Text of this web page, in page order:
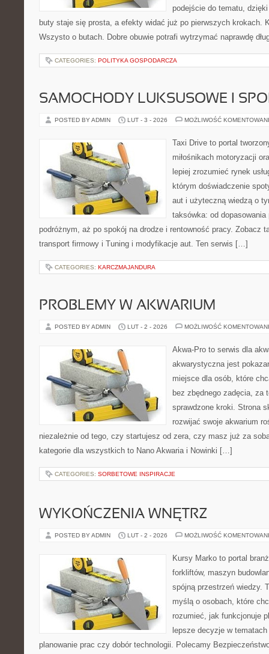
podejście do tematu,
buty staje się prosta, a efekty widać już po pierwszych krokach.
Wszysto o butach. Dobre obuwie potrafi wytrzymać naprawdę
CATEGORIES: POLITYKA GOSPODARCZA
SAMOCHODY LUKSUSOWE I
POSTED BY ADMIN LUT - 3 - 2026 MOŻLIWOŚĆ
Taxi Drive to portal
miłośnikach motoryzacji
lepiej zrozumieć rynek
którym doświadczenie
aut i użyteczną wiedzą o
taksówka: od
podróżnym, aż po spokój na drodze i rentowność pracy. Zobacz
transport firmowy i Tuning i modyfikacje aut. Ten serwis […]
CATEGORIES: KARCZMAJANDURA
PROBLEMY W AKWARIUM
POSTED BY ADMIN LUT - 2 - 2026 MOŻLIWOŚĆ
Akwa-Pro to serwis dla
akwarystyczna jest
miejsce dla osób, które
bez zbędnego zadęcia, za
sprawdzone kroki. Strona
rozwijać swoje akwarium
niezależnie od tego, czy startujesz od zera, czy masz już za
kategorie dla wszystkich to Nano Akwaria i Nowinki […]
CATEGORIES: SORBETOWE INSPIRACJE
WYKOŃCZENIA WNĘTRZ
POSTED BY ADMIN LUT - 2 - 2026 MOŻLIWOŚĆ
Kursy Marko to portal
forkliftów, maszyn
spójną przestrzeń wiedzy.
myślą o osobach, które
rozumieć, jak funkcjonuje
lepsze decyzje w
planowanie prac czy dobór technologii. Polecamy